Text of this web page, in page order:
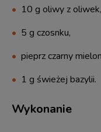
10 g oliwy z oliwek,
5 g czosnku,
pieprz czarny
1 g świeżej bazylii.
Wykonanie